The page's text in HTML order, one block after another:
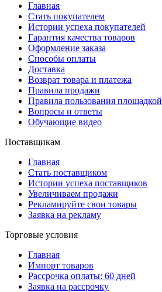
Главная
Стать покупателем
Истории успеха покупателей
Гарантия качества товаров
Оформление заказа
Способы оплаты
Доставка
Возврат товара и платежа
Правила продажи
Правила пользования площадкой
Вопросы и ответы
Обучающие видео
Поставщикам
Главная
Стать поставщиком
Истории успеха поставщиков
Увеличиваем продажи
Рекламируйте свои товары
Заявка на рекламу
Торговые условия
Главная
Импорт товаров
Рассрочка оплаты: 60 дней
Заявка на рассрочку